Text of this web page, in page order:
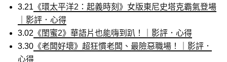
3.21 《環太平洋2：起義時刻》女版東尼史塔克霸氣登場
｜影評．心得
3.02 《閨蜜2》華語片也能嗨到趴！｜影評．心得
3.30 《老闆好壞》超狂慣老闆、最險惡職場！｜影評．
心得